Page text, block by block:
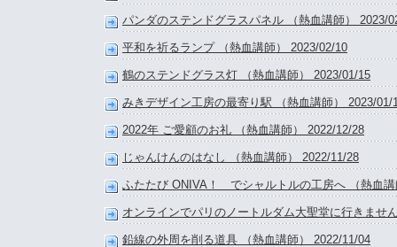
パンダのステンドグラスパネル （熱血講師） 2023/
平和を祈るランプ （熱血講師） 2023/02/10
鶴のステンドグラス灯 （熱血講師） 2023/01/15
みきデザイン工房の最寄り駅 （熱血講師） 2023/01/
2022年 ご愛顧のお礼 （熱血講師） 2022/12/28
じゃんけんのはなし （熱血講師） 2022/11/28
ふたたび ONIVA！ でシャルトルの工房へ （熱血講
オンラインでパリのノートルダム大聖堂に行きませ
鉛線の外周を削る道具 （熱血講師） 2022/11/04